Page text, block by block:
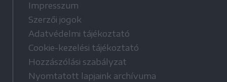
Impresszum
Szerzői jogok
Adatvédelmi tájékoztató
Cookie-kezelési tájékoztató
Hozzászólási szabályzat
Nyomtatott lapjaink archívuma